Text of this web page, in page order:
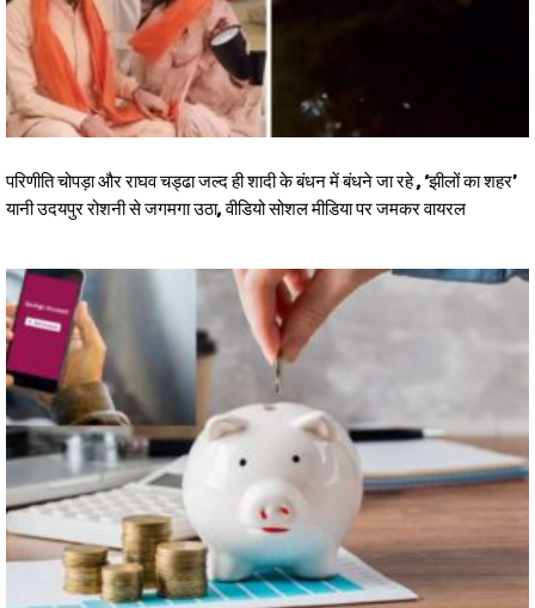
परिणीति चोपड़ा और राघव चड्ढा जल्द ही शादी के बंधन में बंधने जा रहे , ‘झीलों का शहर’
यानी उदयपुर रोशनी से जगमगा उठा, वीडियो सोशल मीडिया पर जमकर वायरल